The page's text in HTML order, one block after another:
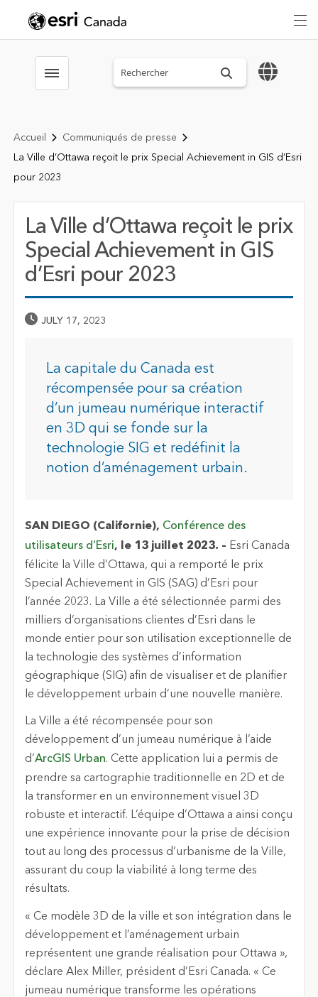
Toggle menubar Search sitewide
Accueil
Communiqués de presse
La Ville d’Ottawa reçoit le prix Special Achievement in GIS d’Esri
pour 2023
La Ville d’Ottawa reçoit le prix
Special Achievement in GIS
d’Esri pour 2023
Published Date
JULY 17, 2023
La capitale du Canada est
récompensée pour sa création
d’un jumeau numérique interactif
en 3D qui se fonde sur la
technologie SIG et redéfinit la
notion d’aménagement urbain.
SAN DIEGO (Californie), Conférence des
utilisateurs d’Esri, le 13 juillet 2023. – Esri Canada
félicite la Ville d’Ottawa, qui a remporté le prix
Special Achievement in GIS (SAG) d’Esri pour
l’année 2023. La Ville a été sélectionnée parmi des
milliers d’organisations clientes d’Esri dans le
monde entier pour son utilisation exceptionnelle de
la technologie des systèmes d’information
géographique (SIG) afin de visualiser et de planifier
le développement urbain d’une nouvelle manière.
La Ville a été récompensée pour son
développement d’un jumeau numérique à l’aide
d’ArcGIS Urban. Cette application lui a permis de
prendre sa cartographie traditionnelle en 2D et de
la transformer en un environnement visuel 3D
robuste et interactif. L’équipe d’Ottawa a ainsi conçu
une expérience innovante pour la prise de décision
tout au long des processus d’urbanisme de la Ville,
assurant du coup la viabilité à long terme des
résultats.
« Ce modèle 3D de la ville et son intégration dans le
développement et l’aménagement urbain
représentent une grande réalisation pour Ottawa »,
déclare Alex Miller, président d’Esri Canada. « Ce
jumeau numérique transforme les opérations